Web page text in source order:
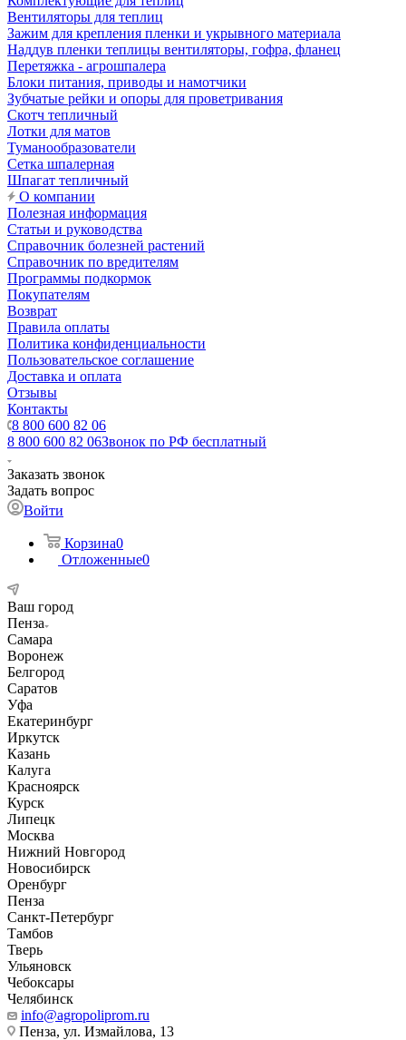
Вентиляторы для теплиц
Зажим для крепления пленки и укрывного материала
Наддув пленки теплицы вентиляторы, гофра, фланец
Перетяжка - агрошпалера
Блоки питания, приводы и намотчики
Зубчатые рейки и опоры для проветривания
Скотч тепличный
Лотки для матов
Туманообразователи
Сетка шпалерная
Шпагат тепличный
О компании
Полезная информация
Статьи и руководства
Справочник болезней растений
Справочник по вредителям
Программы подкормок
Покупателям
Возврат
Правила оплаты
Политика конфиденциальности
Пользовательское соглашение
Доставка и оплата
Отзывы
Контакты
8 800 600 82 06
8 800 600 82 06Звонок по РФ бесплатный
Заказать звонок
Задать вопрос
Войти
Корзина0
Отложенные0
Ваш город
Пенза
Самара
Воронеж
Белгород
Саратов
Уфа
Екатеринбург
Иркутск
Казань
Калуга
Красноярск
Курск
Липецк
Москва
Нижний Новгород
Новосибирск
Оренбург
Пенза
Санкт-Петербург
Тамбов
Тверь
Ульяновск
Чебоксары
Челябинск
info@agropoliprom.ru
Пенза, ул. Измайлова, 13